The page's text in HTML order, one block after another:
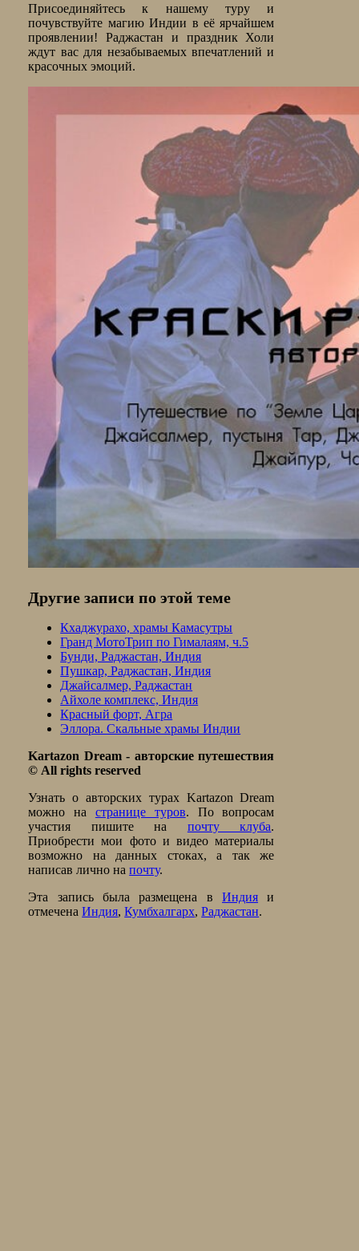
Присоединяйтесь к нашему туру и
почувствуйте магию Индии в её ярчайшем
проявлении! Раджастан и праздник Холи
ждут вас для незабываемых впечатлений и
красочных эмоций.
Другие записи по этой теме
Кхаджурахо, храмы Камасутры
Гранд МотоТрип по Гималаям, ч.5
Бунди, Раджастан, Индия
Пушкар, Раджастан, Индия
Джайсалмер, Раджастан
Айхоле комплекс, Индия
Красный форт, Агра
Эллора. Скальные храмы Индии
Kartazon Dream - авторские путешествия
© All rights reserved
Узнать о авторских туpах Kartazon Dream
можно на странице туров. По вопросам
участия пишите на почту клуба.
Приобрести мои фото и видео материалы
возможно на данных стоках, а так же
написав лично напочту.
Эта запись была размещена вИндия и
отмеченаИндия,Кумбхалгарх,Раджастан.